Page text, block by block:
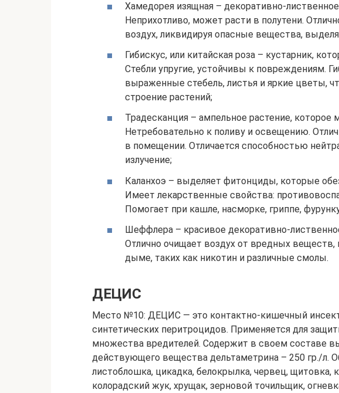
Хамедорея изящная – декоративно-
Неприхотливо, может расти в полутени.
воздух, ликвидируя опасные вещества,
Гибискус, или китайская роза – кустарник,
Стебли упругие, устойчивы к повреждениям.
выраженные стебель, листья и яркие цветы,
строение растений;
Традесканция – ампельное растение,
Нетребовательно к поливу и освещению.
в помещении. Отличается способностью
излучение;
Каланхоэ – выделяет фитонциды, которые
Имеет лекарственные свойства:
Помогает при кашле, насморке, гриппе,
Шеффлера – красивое декоративно-
Отлично очищает воздух от вредных
дыме, таких как никотин и различные смолы.
ДЕЦИС
Место №10: ДЕЦИС — это контактно-кишечный
синтетических перитроцидов. Применяется для
множества вредителей. Содержит в своем составе
действующего вещества дельтаметрина – 250 гр./л.
листоблошка, цикадка, белокрылка, червец, щитовка,
колорадский жук, хрущак, зерновой точильщик,